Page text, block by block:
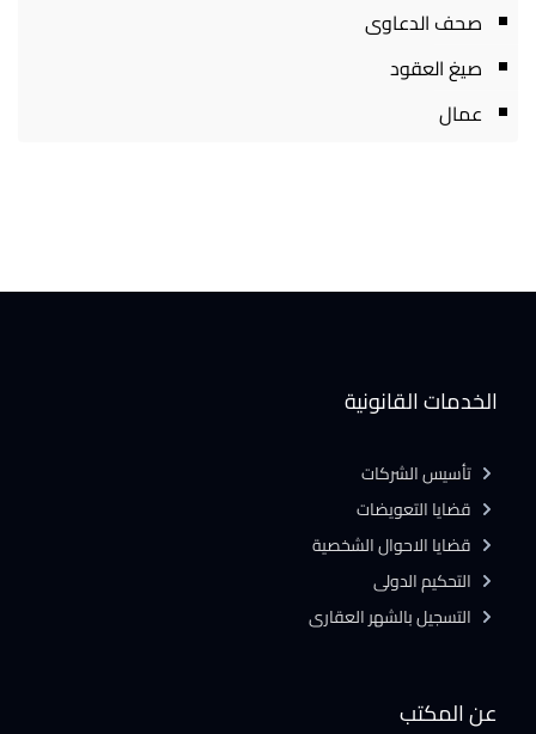
صحف الدعاوى
صيغ العقود
عمال
عن المكتب
الخدمات القانونية
تأسيس الشركات
قضايا التعويضات
قضايا الاحوال الشخصية
التحكيم الدولى
التسجيل بالشهر العقارى